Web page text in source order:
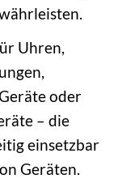
Uhren,
oder
– die
einsetzbar
Geräten.